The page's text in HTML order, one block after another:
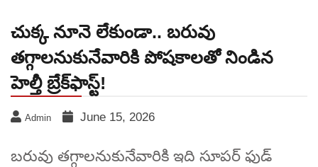
చుక్క నూనె లేకుండా.. బరువు
తగ్గాలనుకునేవారికి పోషకాలతో నిండిన
హెల్తీ బ్రేక్‌ఫాస్ట్!
Admin June 15, 2026
బరువు తగ్గాలనుకునేవారికి ఇది సూపర్ ఫుడ్